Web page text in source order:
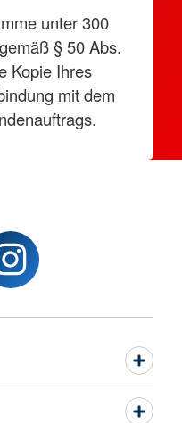
unter 300
§ 50 Abs.
Kopie Ihres
mit dem